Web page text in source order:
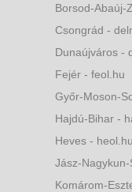
Borsod-Abaúj-
Csongrád -
Dunaújváros -
Fejér - feol.hu
Győr-Moson-
Hajdú-Bihar -
Heves - heol.hu
Jász-
Komárom-